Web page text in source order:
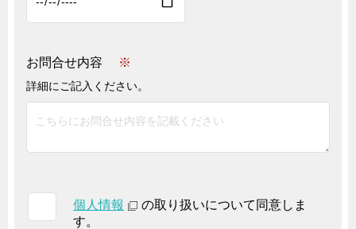
お問合せ内容 ※
詳細にご記入ください。
個人情報
の取り扱いについて同意しま
す。